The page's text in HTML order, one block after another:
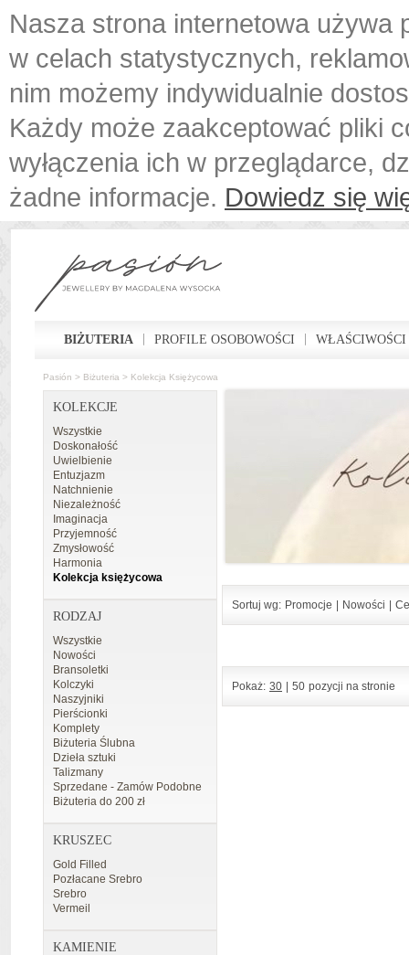
Nasza strona internetowa używa
w celach statystycznych,
nim możemy indywidualnie
Każdy może zaakceptować pliki
wyłączenia ich w przeglądarce,
żadne informacje. Dowiedz się
BIŻUTERIA PROFILE OSOBOWOŚCI
Pasión > Biżuteria > Kolekcja Księżycowa
KOLEKCJE
Wszystkie
Doskonałość
Uwielbienie
Entuzjazm
Natchnienie
Niezależność
Imaginacja
Przyjemność
Zmysłowość
Harmonia
Kolekcja księżycowa
RODZAJ
Wszystkie
Nowości
Bransoletki
Kolczyki
Naszyjniki
Pierścionki
Komplety
Biżuteria Ślubna
Dzieła sztuki
Talizmany
Sprzedane - Zamów Podobne
Biżuteria do 200 zł
KRUSZEC
Gold Filled
Pozłacane Srebro
Srebro
Vermeil
KAMIENIE
Sortuj wg: Promocje Nowości
Pokaż: 30 50 pozycji na stronie